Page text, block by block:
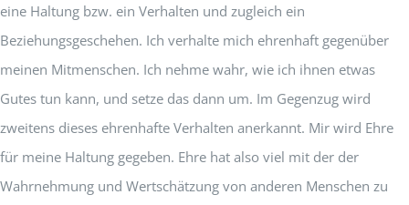
eine Haltung bzw. ein Verhalten und zugleich ein
Beziehungsgeschehen. Ich verhalte mich ehrenhaft gegenüber
meinen Mitmenschen. Ich nehme wahr, wie ich ihnen etwas
Gutes tun kann, und setze das dann um. Im Gegenzug wird
zweitens dieses ehrenhafte Verhalten anerkannt. Mir wird Ehre
für meine Haltung gegeben. Ehre hat also viel mit der der
Wahrnehmung und Wertschätzung von anderen Menschen zu